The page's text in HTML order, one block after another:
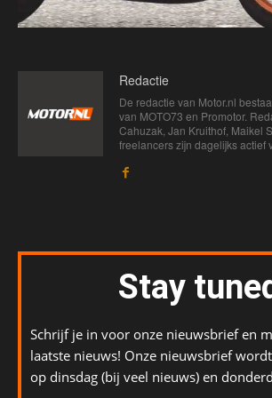
Redactie
De redactie van Motor.nl
van MOTO73 en Promotor.
Cahuzak, Jan Kruithof, Maikel
freelancers zijn dagelijks actief
Stay
Schrijf je in voor onze nieuwsbrief en
laatste nieuws! Onze nieuwsbrief
op dinsdag (bij veel nieuws) en